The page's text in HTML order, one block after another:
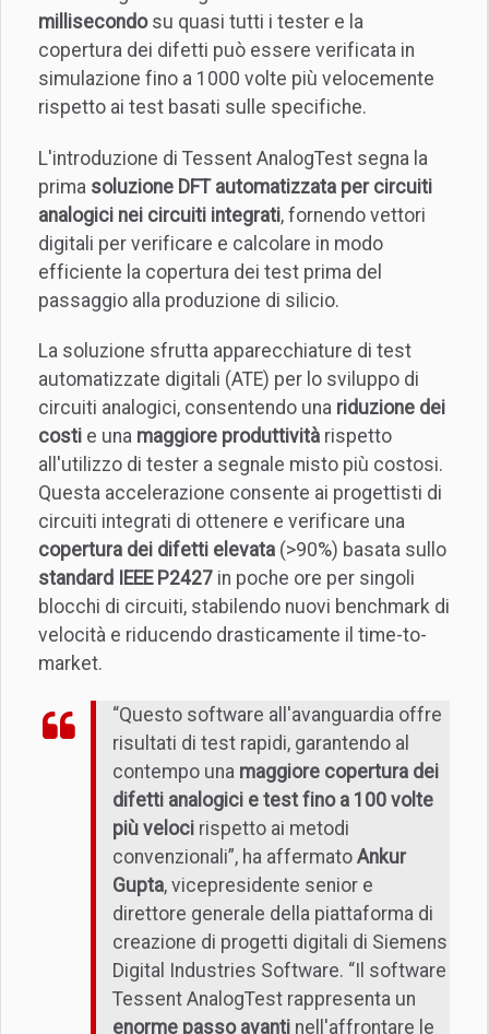
millisecondosu quasi tutti i tester e la
copertura dei difetti può essere verificata in
simulazione fino a 1000 volte più velocemente
rispetto ai test basati sulle specifiche.
L'introduzione di Tessent AnalogTest segna la
prima soluzione DFT automatizzata per circuiti
analogici nei circuiti integrati, fornendo vettori
digitali per verificare e calcolare in modo
efficiente la copertura dei test prima del
passaggio alla produzione di silicio.
La soluzione sfrutta apparecchiature di test
automatizzate digitali (ATE) per lo sviluppo di
circuiti analogici, consentendo una riduzione dei
costi e una maggiore produttività rispetto
all'utilizzo di tester a segnale misto più costosi.
Questa accelerazione consente ai progettisti di
circuiti integrati di ottenere e verificare una
copertura dei difetti elevata (>90%) basata sullo
standard IEEE P2427 in poche ore per singoli
blocchi di circuiti, stabilendo nuovi benchmark di
velocità e riducendo drasticamente il time-to-
market.
“Questo software all'avanguardia offre
risultati di test rapidi, garantendo al
contempo una maggiore copertura dei
difetti analogici e test fino a 100 volte
più veloci rispetto ai metodi
convenzionali”, ha affermato Ankur
Gupta, vicepresidente senior e
direttore generale della piattaforma di
creazione di progetti digitali di Siemens
Digital Industries Software. “Il software
Tessent AnalogTest rappresenta un
enorme passo avanti nell'affrontare le